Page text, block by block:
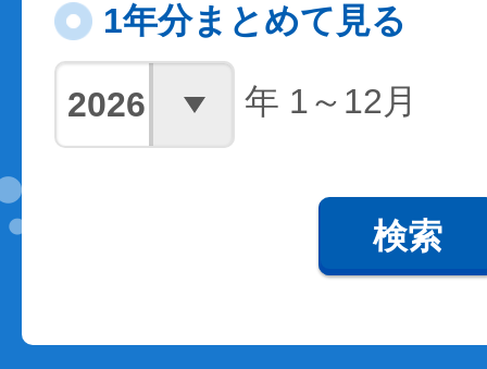
1年分まとめて見る
年 1～12月
検索